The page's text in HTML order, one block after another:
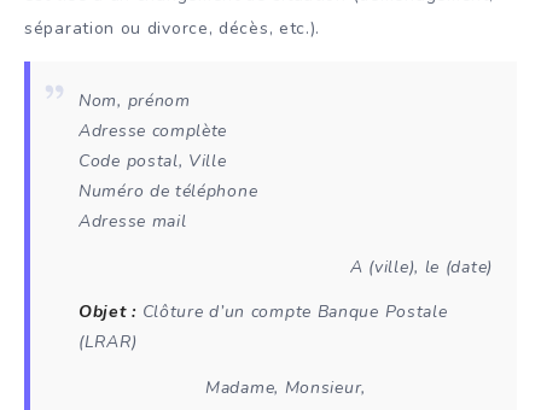
séparation ou divorce, décès, etc.).
Nom, prénom
Adresse complète
Code postal, Ville
Numéro de téléphone
Adresse mail
A (ville), le (date)
Objet : Clôture d’un compte Banque Postale
(LRAR)
Madame, Monsieur,